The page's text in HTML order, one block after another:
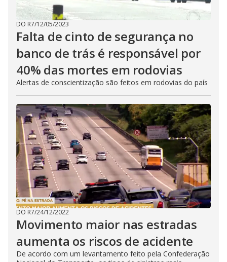
DO R7/12/05/2023
Falta de cinto de segurança no
banco de trás é responsável por
40% das mortes em rodovias
Alertas de conscientização são feitos em rodovias do país
DO R7/24/12/2022
Movimento maior nas estradas
aumenta os riscos de acidente
De acordo com um levantamento feito pela Confederação